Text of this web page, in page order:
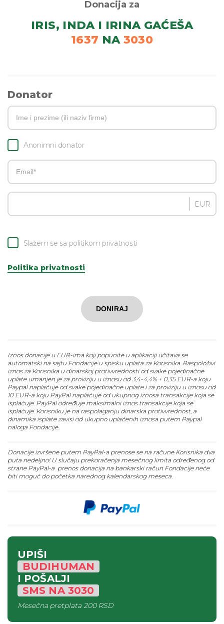
Donacija za
IRIS, INDA I IRINA GAĆEŠA
1637 NA 3030
Donator
Anonimni donator
EUR
Slažem se sa politikom privatnosti
Politika privatnosti
DONIRAJ
Iznos donacije u EUR-ima koji popunite u aplikaciji učitava se
automatski na sajtu Fondacije u spisku uplata za Korisnika. Raspoloživi
iznos za Korisnika u dinarskoj protivvrednosti od svake pojedinačne
uplate umanjen je za proviziju u iznosu od 3,4-4,4% + 0,35 EUR-a koju
Paypal naplaćuje od svake pojedinačne uplate i za proviziju u iznosu od
10 EUR-a koju PayPal naplaćuje od ukupnog iznosa transakcije koja se
isplaćuje. PayPal određuje maksimalni iznos transakcije koja se
isplaćuje. Korisniku je na raspolaganju dinarska protivvrednost, a
dinamika isplate zavisi od ukupno uplaćenih iznosa putem Paypal
naloga Fondacije.
Donacije izvršene putem PayPal-a prenose se na račune Korisnika dva
puta nedeljno! U slučaju prekoračenja mesečnog limita određenog od
strane PayPal-a prenos donacija na bankarski račun Fondacije neće
biti moguć do početka narednog kalendarskog meseca.
UPIŠI
BUDIHUMAN
I POŠALJI
SMS NA3030
Mesečna pretplata200 RSD